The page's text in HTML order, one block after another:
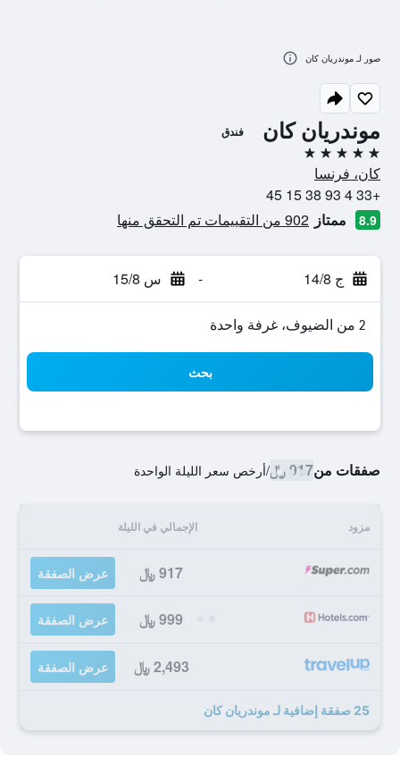
موندريان كان فندق
5 نجوم
كان، فرنسا
+33 4 93 38 15 45
8.9 ممتاز 902 من التقييمات تم التحقق منها
ج 14/8 - س 15/8
2 من الضيوف، غرفة واحدة
بحث
صفقات من917 ﷼ /أرخص سعر الليلة الواحدة
مزود الإجمالي في الليلة
917 ﷼ عرض الصفقة
999 ﷼ عرض الصفقة
2,493 ﷼ عرض الصفقة
25 صفقة إضافية لـ موندريان كان
صور لـ موندريان كان